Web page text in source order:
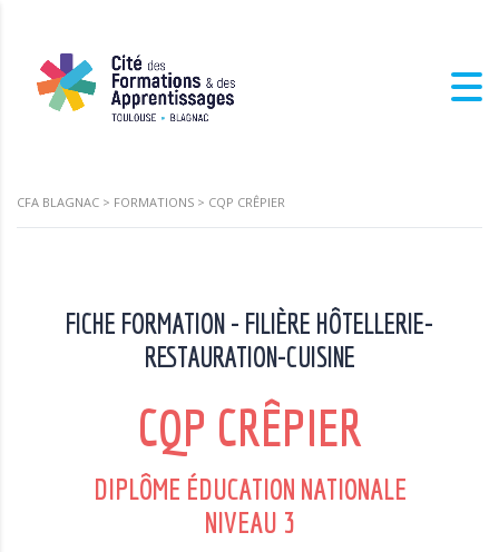
CFA BLAGNAC > FORMATIONS > CQP CRÊPIER
FICHE FORMATION - FILIÈRE HÔTELLERIE-
RESTAURATION-CUISINE
CQP CRÊPIER
DIPLÔME ÉDUCATION NATIONALE
NIVEAU 3